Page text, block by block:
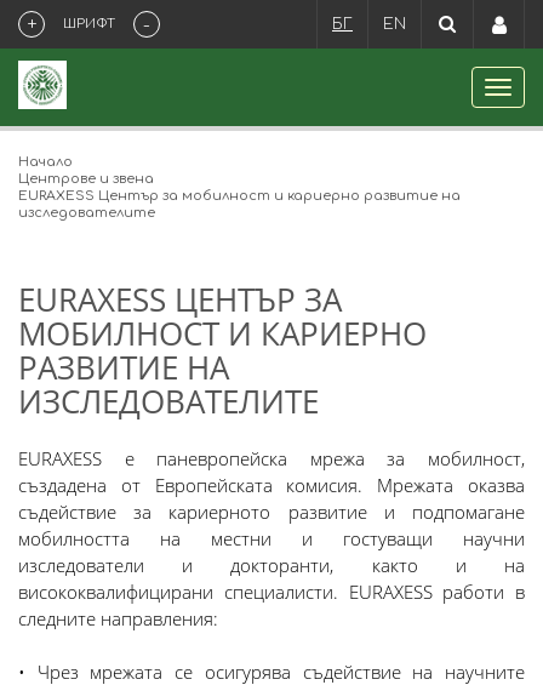
+ ШРИФТ - БГ EN
Начало
Центрове и звена
EURAXESS Център за мобилност и кариерно развитие на
изследователите
EURAXESS ЦЕНТЪР ЗА
МОБИЛНОСТ И КАРИЕРНО
РАЗВИТИЕ НА
ИЗСЛЕДОВАТЕЛИТЕ
EURAXESS е паневропейска мрежа за мобилност,
създадена от Европейската комисия. Мрежата оказва
съдействие за кариерното развитие и подпомагане
мобилността на местни и гостуващи научни
изследователи и докторанти, както и на
висококвалифицирани специалисти. EURAXESS работи в
следните направления:
• Чрез мрежата се осигурява съдействие на научните